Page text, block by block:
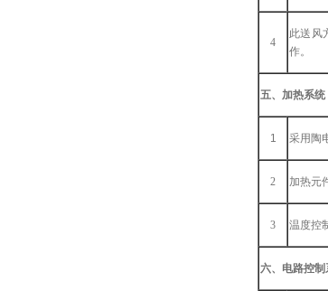
4
此送风
作。
五、加热系统
1 采用陶
2 加热元
3 温度控
六、电路控制